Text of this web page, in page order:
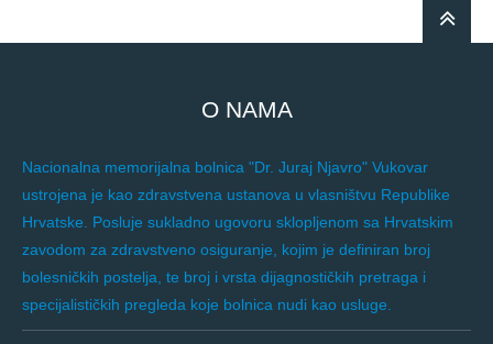
O NAMA
Nacionalna memorijalna bolnica "Dr. Juraj Njavro" Vukovar
ustrojena je kao zdravstvena ustanova u vlasništvu Republike
Hrvatske. Posluje sukladno ugovoru sklopljenom sa Hrvatskim
zavodom za zdravstveno osiguranje, kojim je definiran broj
bolesničkih postelja, te broj i vrsta dijagnostičkih pretraga i
specijalističkih pregleda koje bolnica nudi kao usluge.